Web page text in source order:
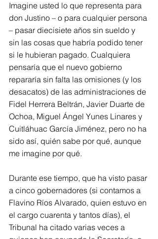
Imagine usted lo que representa para
don Justino – o para cualquier persona
– pasar diecisiete años sin sueldo y
sin las cosas que habría podido tener
si le hubieran pagado. Cualquiera
pensaría que el nuevo gobierno
repararía sin falta las omisiones (y los
desacatos) de las administraciones de
Fidel Herrera Beltrán, Javier Duarte de
Ochoa, Miguel Ángel Yunes Linares y
Cuitláhuac García Jiménez, pero no ha
sido así, quién sabe por qué, aunque
me imagine por qué.
Durante ese tiempo, que ha visto pasar
a cinco gobernadores (si contamos a
Flavino Ríos Alvarado, quien estuvo en
el cargo cuarenta y tantos días), el
Tribunal ha citado varias veces a